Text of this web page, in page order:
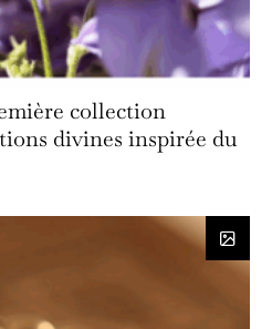
collection
divines inspirée du